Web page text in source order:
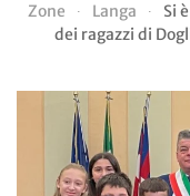
Zone Langa
Si
dei ragazzi di